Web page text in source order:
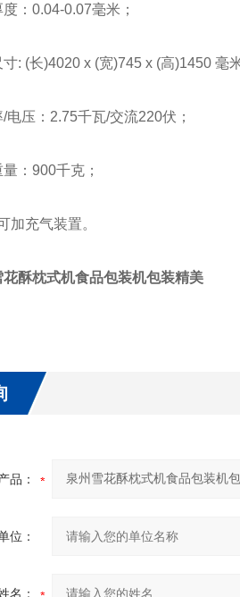
0.04-0.07毫米；
(长)4020 x (宽)745 x (高)1450 毫米
压：2.75千瓦/交流220伏；
900千克；
充气装置。
花酥枕式机食品包装机包装精美
品：
位：
名：